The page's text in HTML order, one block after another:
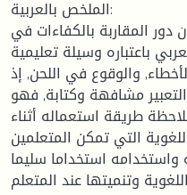
الملخص بالعربية:
المقاربة بالكفاءات في
باعتباره وسيلة تعليمية
والوقوع في اللحن, إذ
مشافهة وكتابة, فهو
طريقة استعماله أثناء
التي تمكن المتعلمين
استخداما سليما.